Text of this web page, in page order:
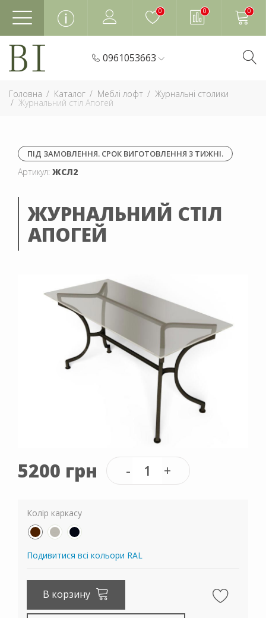
0 0 0
0961053663
Головна Каталог Меблі лофт Журнальні столики
Журнальний стіл Апогей
ПІД ЗАМОВЛЕННЯ. СРОК ВИГОТОВЛЕННЯ 3 ТИЖНІ.
Артикул: ЖСЛ2
ЖУРНАЛЬНИЙ СТІЛ
АПОГЕЙ
5200 грн
Колір каркасу
Подивитися всі кольори RAL
В корзину